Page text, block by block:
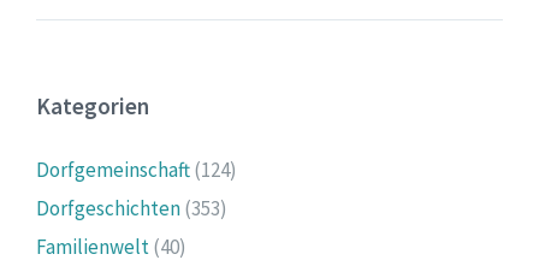
Kategorien
Dorfgemeinschaft(124)
Dorfgeschichten(353)
Familienwelt(40)